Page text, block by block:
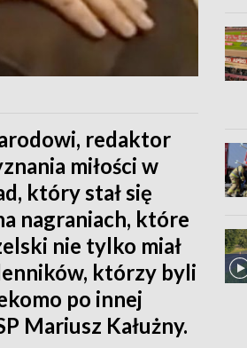
redaktor
miłości w
który stał się
nagraniach, które
nie tylko miał
którzy byli
po innej
Mariusz Kałużny.